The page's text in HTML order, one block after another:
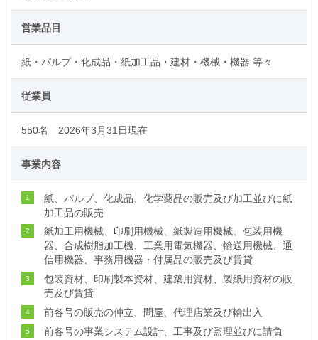
営業品目
紙・パルプ・化成品・紙加工品・建材・機械・機器 等々
従業員
550名 2026年3月31日現在
事業内容
1
紙、パルプ、化成品、化学薬品の販売及び加工並びに紙
加工品の販売
2
紙加工用機械、印刷用機械、紙製造用機械、包装用機
器、合成樹脂加工機、工業用電気機器、輸送用機械、通
信用機器、事務用機器・付属品の販売及び賃貸
3
包装資材、印刷製本資材、建築用資材、製紙用資材の販
売及び賃貸
4 前各号の販売の仲立、問屋、代理店業及び輸出入
5 前各号の事業システム設計、工事及び監理並びに請負